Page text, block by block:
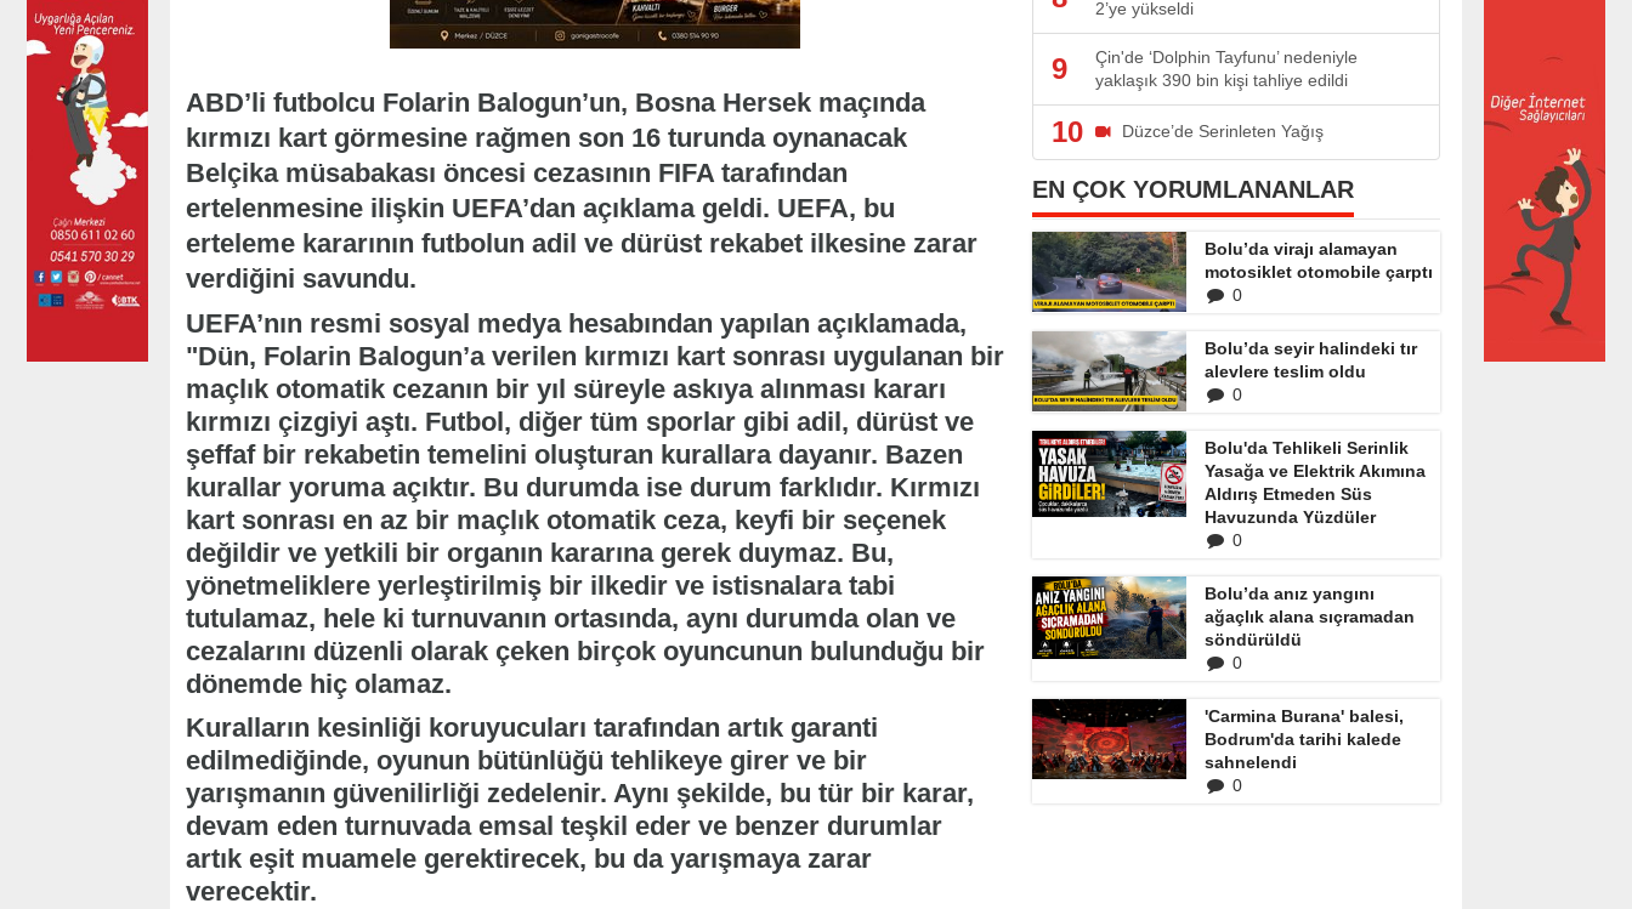
ABD’li futbolcu Folarin Balogun’un, Bosna Hersek maçında
kırmızı kart görmesine rağmen son 16 turunda oynanacak
Belçika müsabakası öncesi cezasının FIFA tarafından
ertelenmesine ilişkin UEFA’dan açıklama geldi. UEFA, bu
erteleme kararının futbolun adil ve dürüst rekabet ilkesine zarar
verdiğini savundu.
UEFA’nın resmi sosyal medya hesabından yapılan açıklamada,
"Dün, Folarin Balogun’a verilen kırmızı kart sonrası uygulanan bir
maçlık otomatik cezanın bir yıl süreyle askıya alınması kararı
kırmızı çizgiyi aştı. Futbol, diğer tüm sporlar gibi adil, dürüst ve
şeffaf bir rekabetin temelini oluşturan kurallara dayanır. Bazen
kurallar yoruma açıktır. Bu durumda ise durum farklıdır. Kırmızı
kart sonrası en az bir maçlık otomatik ceza, keyfi bir seçenek
değildir ve yetkili bir organın kararına gerek duymaz. Bu,
yönetmeliklere yerleştirilmiş bir ilkedir ve istisnalara tabi
tutulamaz, hele ki turnuvanın ortasında, aynı durumda olan ve
cezalarını düzenli olarak çeken birçok oyuncunun bulunduğu bir
dönemde hiç olamaz.
Kuralların kesinliği koruyucuları tarafından artık garanti
edilmediğinde, oyunun bütünlüğü tehlikeye girer ve bir
yarışmanın güvenilirliği zedelenir. Aynı şekilde, bu tür bir karar,
devam eden turnuvada emsal teşkil eder ve benzer durumlar
artık eşit muamele gerektirecek, bu da yarışmaya zarar
verecektir.
2’ye yükseldi
9
Çin'de ‘Dolphin Tayfunu’ nedeniyle
yaklaşık 390 bin kişi tahliye edildi
10 Düzce’de Serinleten Yağış
EN ÇOK YORUMLANANLAR
Bolu’da virajı alamayan
motosiklet otomobile çarptı
0
Bolu’da seyir halindeki tır
alevlere teslim oldu
0
Bolu'da Tehlikeli Serinlik
Yasağa ve Elektrik Akımına
Aldırış Etmeden Süs
Havuzunda Yüzdüler
0
Bolu’da anız yangını
ağaçlık alana sıçramadan
söndürüldü
0
'Carmina Burana' balesi,
Bodrum'da tarihi kalede
sahnelendi
0